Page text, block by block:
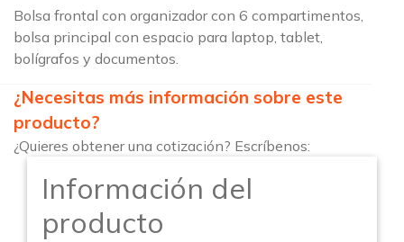
Bolsa frontal con organizador con 6 compartimentos,
bolsa principal con espacio para laptop, tablet,
bolígrafos y documentos.
¿Necesitas más información sobre este
producto?
¿Quieres obtener una cotización? Escríbenos:
Información del
producto